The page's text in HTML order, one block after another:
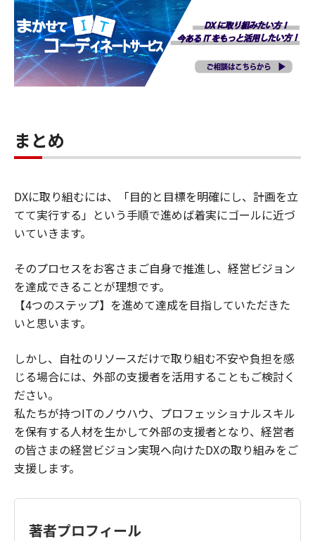
まとめ
DXに取り組むには、「目的と目標を明確にし、計画を立
てて実行する」という手順で進めば着実にゴールに近づ
いていきます。
そのプロセスをお客さまご自身で推進し、経営ビジョン
を達成できることが理想です。
【4つのステップ】を進めて達成を目指していただきた
いと思います。
しかし、自社のリソースだけで取り組む不安や負担を感
じる場合には、外部の支援者を活用することもご検討く
ださい。
私たちが持つITのノウハウ、プロフェッショナルスキル
を保有する人材を生かして外部の支援者となり、経営者
の皆さまの経営ビジョン実現へ向けたDXの取り組みをご
支援します。
著者プロフィール